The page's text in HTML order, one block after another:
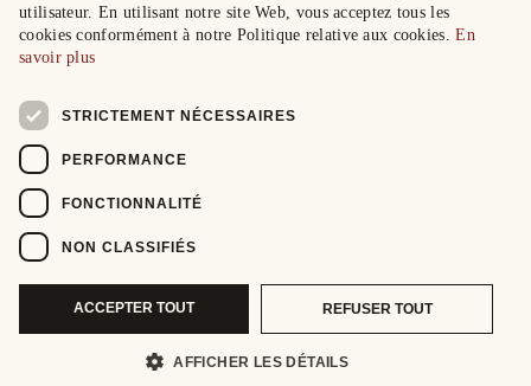
utilisateur. En utilisant notre site Web, vous acceptez tous les
cookies conformément à notre Politique relative aux cookies.En
savoir plus
STRICTEMENT NÉCESSAIRES
PERFORMANCE
FONCTIONNALITÉ
NON CLASSIFIÉS
ACCEPTER TOUT REFUSER TOUT
AFFICHER LES DÉTAILS